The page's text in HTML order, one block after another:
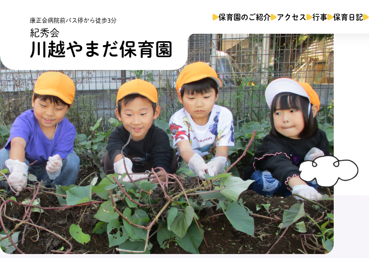
康正会病院前バス停から徒歩3分
紀秀会
川越やまだ保育園
保育園のご紹介 アクセス 行事 保育日記